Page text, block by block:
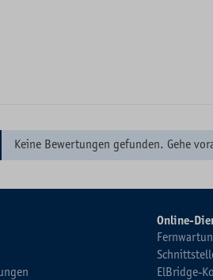
Keine Bewertungen gefunden. Gehe
Online-
ElBridge-